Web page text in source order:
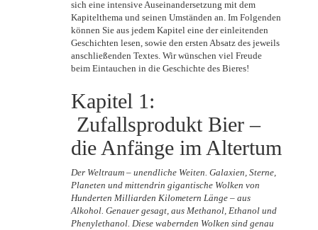
sich eine intensive Auseinandersetzung mit dem
Kapitelthema und seinen Umständen an. Im Folgenden
können Sie aus jedem Kapitel eine der einleitenden
Geschichten lesen, sowie den ersten Absatz des jeweils
anschließenden Textes. Wir wünschen viel Freude
beim Eintauchen in die Geschichte des Bieres!
Kapitel 1:
Zufallsprodukt Bier –
die Anfänge im Altertum
Der Weltraum – unendliche Weiten. Galaxien, Sterne,
Planeten und mittendrin gigantische Wolken von
Hunderten Milliarden Kilometern Länge – aus
Alkohol. Genauer gesagt, aus Methanol, Ethanol und
Phenylethanol. Diese wabernden Wolken sind genau